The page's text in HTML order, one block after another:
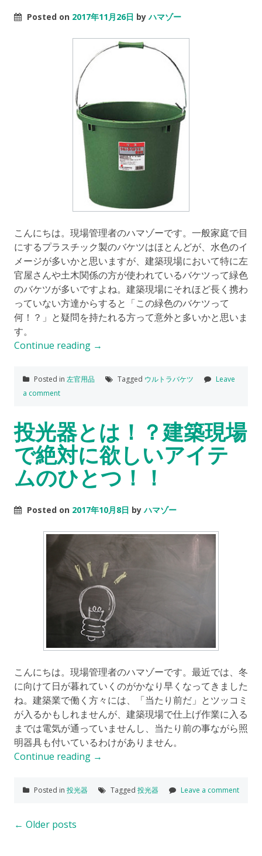
Posted on 2017年11月26日 byハマゾー
こんにちは。現場管理者のハマゾーです。一般家庭で目
にするプラスチック製のバケツはほとんどが、水色のイ
メージが多いかと思いますが、建築現場において特に左
官屋さんや土木関係の方が使われているバケツって緑色
のバケツが多いですよね。建築現場にそれほど長く携わ
っていない方達からすると「この緑色のバケツって
何！？」と疑問を持たれる方って意外と多いかと思いま
す。
Continue reading →
Posted in 左官用品 Tagged ウルトラバケツ
Leave
a comment
投光器とは！？建築現場
で絶対に欲しいアイテ
ムのひとつ！！
Posted on 2017年10月8日 byハマゾー
こんにちは。現場管理者のハマゾーです。最近では、冬
に向けて日が暮れていくのがかなり早くなってきました
ね。建築業で働く方々には、「当たり前だ」とツッコミ
が入るかもしれませんが、建築現場で仕上げ作業に入る
までは電気が通っていませんし、当たり前の事ながら照
明器具も付いているわけがありません。
Continue reading →
Posted in 投光器 Tagged 投光器 Leave a comment
Posts
← Older posts